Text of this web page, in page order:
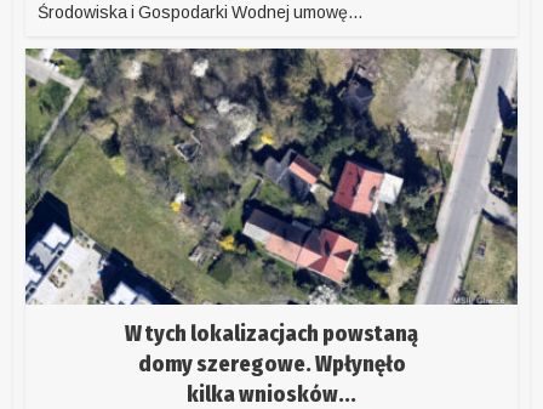
Środowiska i Gospodarki Wodnej umowę...
W tych lokalizacjach powstaną
domy szeregowe. Wpłynęło
kilka wniosków...